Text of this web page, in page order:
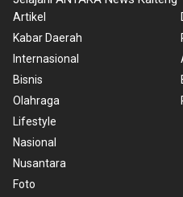
Artikel
Kabar Daerah
Internasional
Bisnis
Olahraga
Lifestyle
Nasional
Nusantara
Foto